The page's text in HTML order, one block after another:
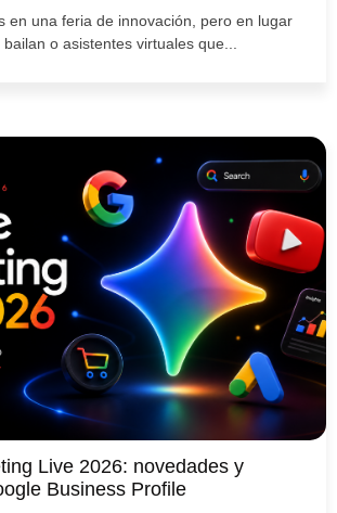
en una feria de innovación, pero en lugar
o asistentes virtuales que...
Live 2026: novedades y
Business Profile